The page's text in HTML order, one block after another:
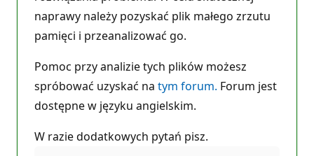
naprawy należy pozyskać plik małego zrzutu
pamięci i przeanalizować go.
Pomoc przy analizie tych plików możesz
spróbować uzyskać na tym forum. Forum jest
dostępne w języku angielskim.
W razie dodatkowych pytań pisz.